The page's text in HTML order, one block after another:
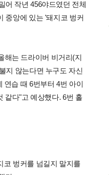
어 작년 456야드였던 전체
중앙에 있는 '돼지코 벙커
해는 드라이버 비거리(지
지 않는다면 누구도 자신
연습 때 6번부터 4번 아이
같다"고 예상했다. 6번 홀
코 벙커를 넘길지 말지를